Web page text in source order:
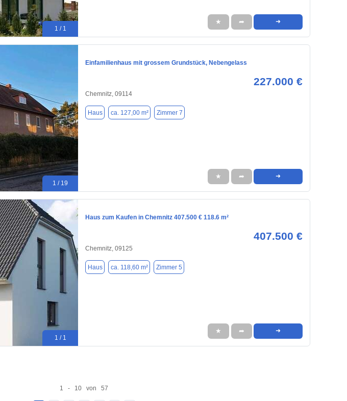
1 / 1
★ ➦ ➜
1 / 19
Einfamilienhaus mit grossem Grundstück, Nebengelass
227.000 €
Chemnitz, 09114
Haus ca. 127,00 m² Zimmer 7
★ ➦ ➜
1 / 1
Haus zum Kaufen in Chemnitz 407.500 € 118.6 m²
407.500 €
Chemnitz, 09125
Haus ca. 118,60 m² Zimmer 5
★ ➦ ➜
1 - 10 von 57